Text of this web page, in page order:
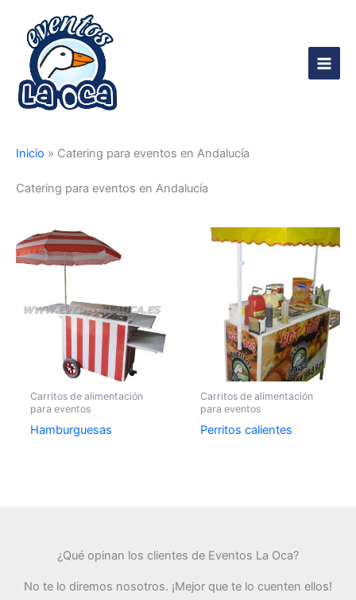
contenido
Main
Inicio » Catering para eventos en Andalucía
Catering para eventos en Andalucía
Carritos de alimentación
para eventos
Hamburguesas
Carritos de alimentación
para eventos
Perritos calientes
¿Qué opinan los clientes de Eventos La Oca?
No te lo diremos nosotros. ¡Mejor que te lo cuenten ellos!